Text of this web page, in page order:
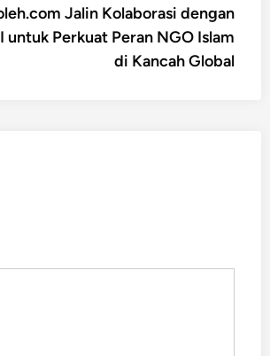
article:
Jalin Kolaborasi dengan
untuk Perkuat Peran NGO Islam
di Kancah Global